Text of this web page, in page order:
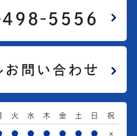
火 水 木 金 土 日 祝
● ● ● ● ● ●
×